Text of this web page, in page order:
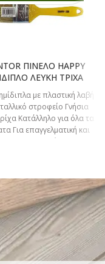
ΠΙΝΕΛΟ HAPPY
ΛΕΥΚΗ ΤΡΙΧΑ
με πλαστική λαβή
στροφείο Γνήσια
Κατάλληλο για όλα τα
Για επαγγελματική και
ερασιτεχνική